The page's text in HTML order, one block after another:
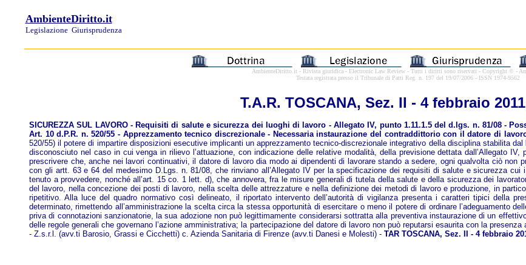
AmbienteDiritto.it
Legislazione Giurisprudenza
AmbienteDiritto.it - Rivista giuridica - Electronic Law Review - Tutti i diritti sono riservati - Copyright © -
Testata registrata presso il Tribunale di Patti Reg. n. 197 del 19/07/2006 - ISSN 1974-9562
T.A.R. TOSCANA, Sez. II - 4 febbraio
SICUREZZA SUL LAVORO - Requisiti di salute e sicurezza dei luoghi di lavoro - Allegato IV, punto 1.11.1.5 del d.lgs. n. 81/08 -
Art. 10 d.P.R. n. 520/55 - Apprezzamento tecnico discrezionale - Necessaria instaurazione del contraddittorio con il datore di
520/55) il potere di impartire disposizioni esecutive implicanti un apprezzamento tecnico-discrezionale integrativo della disciplina stabilita
disconosciuto nel caso in cui venga in rilievo l’attuazione, con indicazione delle relative modalità, della previsione dettata dall’Allegato
prescrivere che, anche nei lavori continuativi, il datore di lavoro dia modo ai dipendenti di lavorare stando a sedere, ogni qualvolta ciò non
con gli artt. 63 e 64 del medesimo D.Lgs. n. 81/08, che rinviano all’Allegato IV per la specificazione dei requisiti di salute e sicurezza
tenuto a provvedere, nonché all’art. 15 co. 1 lett. d), che annovera, fra le misure generali di tutela della salute e della sicurezza dei
del lavoro, nella concezione dei posti di lavoro, nella scelta delle attrezzature e nella definizione dei metodi di lavoro e produzione, in
ripetitivo. Alla luce del quadro normativo così delineato, il riportato intervento dell’autorità di vigilanza presenta i caratteri tipici della
determinato, rimettendo all’amministrazione la scelta circa la stessa opportunità di esercitare o meno il potere di ordinare l’adeguamento
priva di connotazioni sanzionatorie, la sua adozione non può legittimamente considerarsi sottratta alla preventiva instaurazione di un
delle regole generali che governano l’azione amministrativa; la partecipazione del datore di lavoro non può reputarsi esaurita con la
- Z.s.r.l. (avv.ti Barosio, Grassi e Cicchetti) c. Azienda Sanitaria di Firenze (avv.ti Danesi e Molesti) - TAR TOSCANA, Sez. II - 4 febbraio